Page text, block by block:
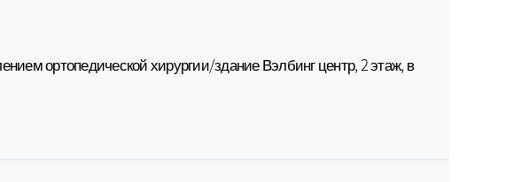
ортопедической хирургии/здание Вэлбинг центр, 2 этаж, в